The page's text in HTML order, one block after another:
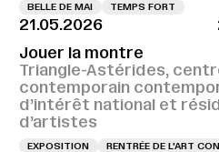
BELLE DE MAI
TEMPS FORT
21.05.2026
Jouer la montre
Triangle-Astérides,
contemporain
d’intérêt national et
d’artistes
EXPOSITION RENTRÉE DE L'ART